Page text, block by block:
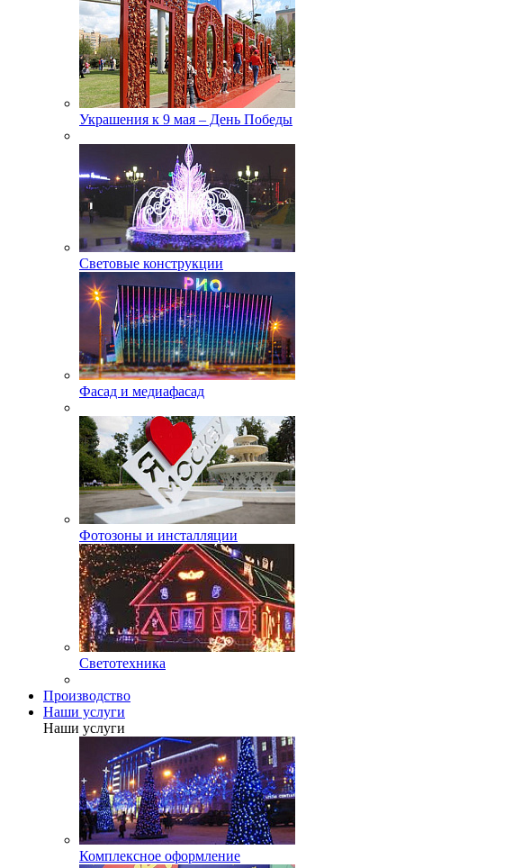
Украшения к 9 мая – День Победы
Световые конструкции
Фасад и медиафасад
Фотозоны и инсталляции
Светотехника
Производство
Наши услуги
Наши услуги
Комплексное оформление